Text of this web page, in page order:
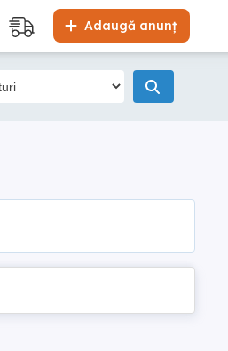
Adaugă anunț